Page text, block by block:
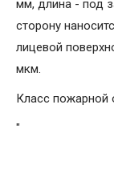
мм, длина - под
сторону
лицевой
мкм.
Класс пожарной
"